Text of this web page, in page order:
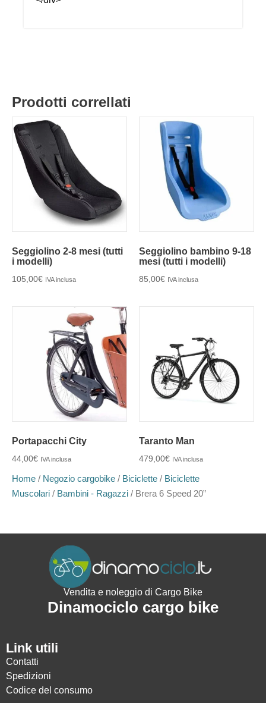
Prodotti correllati
Seggiolino 2-8 mesi (tutti
i modelli)
105,00€ IVA inclusa
Seggiolino bambino 9-18
mesi (tutti i modelli)
85,00€ IVA inclusa
Portapacchi City
44,00€ IVA inclusa
Taranto Man
479,00€ IVA inclusa
Home / Negozio cargobike / Biciclette / Biciclette
Muscolari / Bambini - Ragazzi / Brera 6 Speed 20”
Vendita e noleggio di Cargo Bike
Dinamociclo cargo bike
Link utili
Contatti
Spedizioni
Codice del consumo